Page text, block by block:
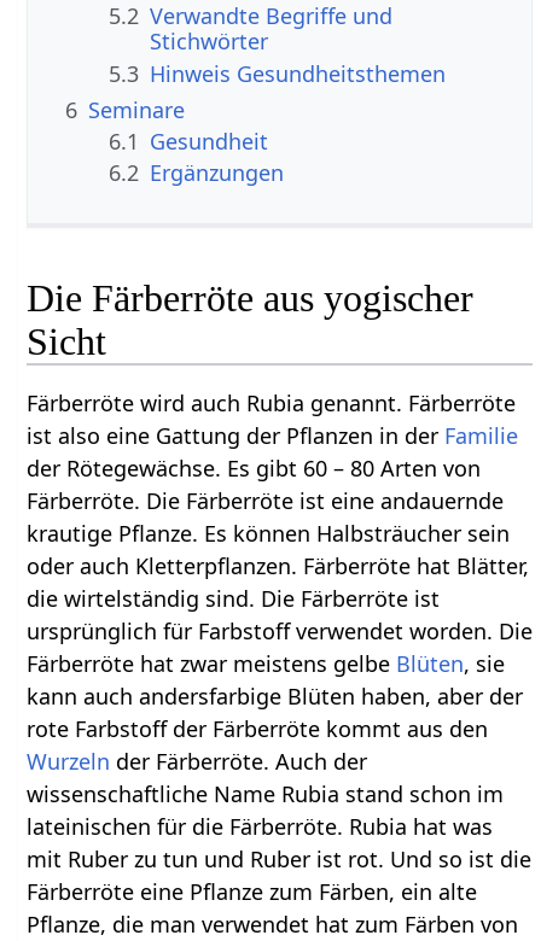
5.2 Verwandte Begriffe und
Stichwörter
5.3 Hinweis Gesundheitsthemen
6 Seminare
6.1 Gesundheit
6.2 Ergänzungen
Die Färberröte aus yogischer
Sicht
Färberröte wird auch Rubia genannt. Färberröte
ist also eine Gattung der Pflanzen in der Familie
der Rötegewächse. Es gibt 60 – 80 Arten von
Färberröte. Die Färberröte ist eine andauernde
krautige Pflanze. Es können Halbsträucher sein
oder auch Kletterpflanzen. Färberröte hat Blätter,
die wirtelständig sind. Die Färberröte ist
ursprünglich für Farbstoff verwendet worden. Die
Färberröte hat zwar meistens gelbe Blüten, sie
kann auch andersfarbige Blüten haben, aber der
rote Farbstoff der Färberröte kommt aus den
Wurzeln der Färberröte. Auch der
wissenschaftliche Name Rubia stand schon im
lateinischen für die Färberröte. Rubia hat was
mit Ruber zu tun und Ruber ist rot. Und so ist die
Färberröte eine Pflanze zum Färben, ein alte
Pflanze, die man verwendet hat zum Färben von